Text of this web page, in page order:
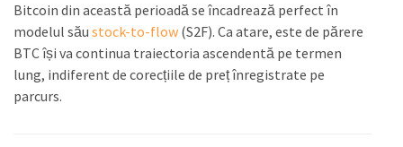
Bitcoin din această perioadă se încadrează perfect în
modelul său stock-to-flow (S2F). Ca atare, este de părere
BTC își va continua traiectoria ascendentă pe termen
lung, indiferent de corecțiile de preț înregistrate pe
parcurs.